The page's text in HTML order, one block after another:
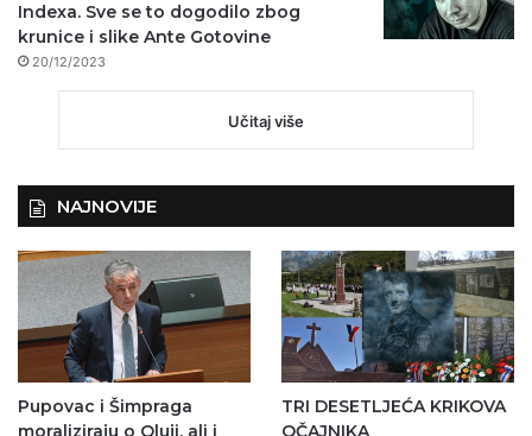
Indexa. Sve se to dogodilo zbog
krunice i slike Ante Gotovine
20/12/2023
Učitaj više
NAJNOVIJE
Pupovac i Šimpraga
moraliziraju o Oluji, ali i
TRI DESETLJEĆA KRIKOVA
OČAJNIKA